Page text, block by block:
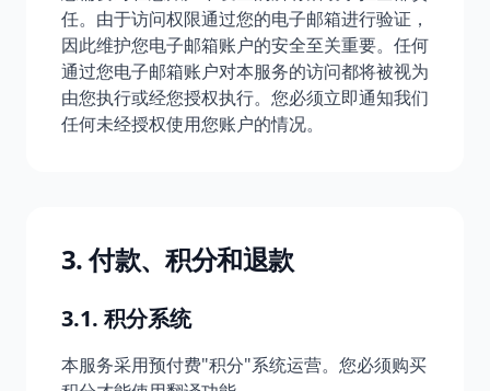
任。由于访问权限通过您的电子邮箱进行验证，
因此维护您电子邮箱账户的安全至关重要。任何
通过您电子邮箱账户对本服务的访问都将被视为
由您执行或经您授权执行。您必须立即通知我们
任何未经授权使用您账户的情况。
3. 付款、积分和退款
3.1. 积分系统
本服务采用预付费"积分"系统运营。您必须购买